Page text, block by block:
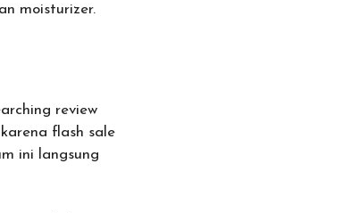
moisturizer.
review
flash sale
ini langsung